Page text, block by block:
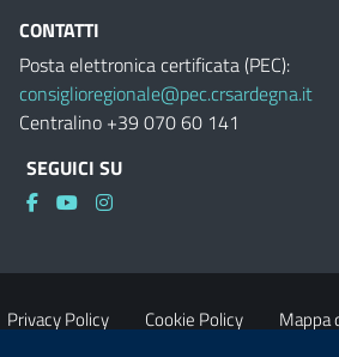
CONTATTI
Posta elettronica certificata (PEC):
consiglioregionale@pec.crsardegna.it
Centralino +39 070 60 141
SEGUICI SU
Privacy Policy Cookie Policy Mappa